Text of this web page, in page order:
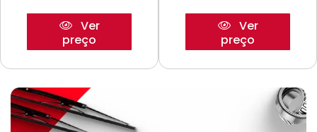
Ver
preço
Ver
preço